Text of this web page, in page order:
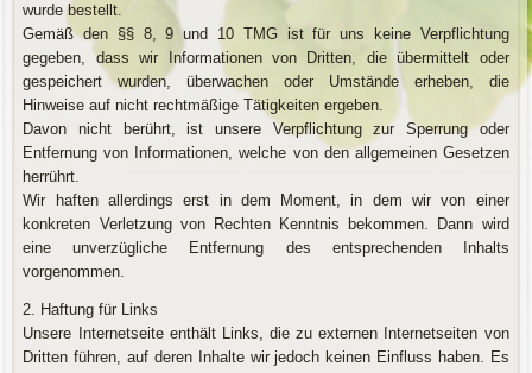
wurde bestellt.
Gemäß den §§ 8, 9 und 10 TMG ist für uns keine Verpflichtung
gegeben, dass wir Informationen von Dritten, die übermittelt oder
gespeichert wurden, überwachen oder Umstände erheben, die
Hinweise auf nicht rechtmäßige Tätigkeiten ergeben.
Davon nicht berührt, ist unsere Verpflichtung zur Sperrung oder
Entfernung von Informationen, welche von den allgemeinen Gesetzen
herrührt.
Wir haften allerdings erst in dem Moment, in dem wir von einer
konkreten Verletzung von Rechten Kenntnis bekommen. Dann wird
eine unverzügliche Entfernung des entsprechenden Inhalts
vorgenommen.
2. Haftung für Links
Unsere Internetseite enthält Links, die zu externen Internetseiten von
Dritten führen, auf deren Inhalte wir jedoch keinen Einfluss haben. Es